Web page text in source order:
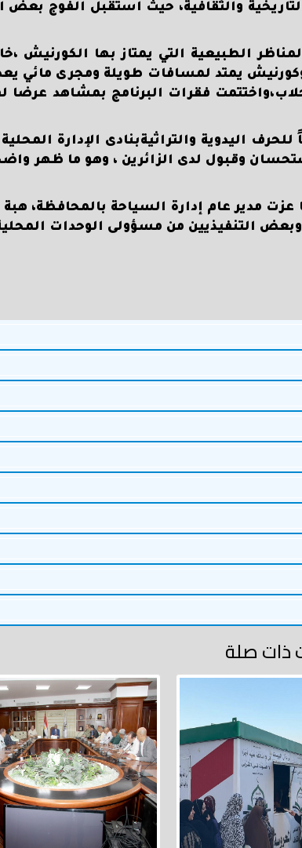
والثقافية، حيث استقبل الفوج بعض
الطبيعية التي يمتاز بها الكورنيش
يمتد لمسافات طويلة ومجرى مائي
فقرات البرنامج بمشاهد عرضا
اليدوية والتراثيةبنادى الإدارة
وقبول لدى الزائرين ، وهو ما ظهر
عزت مدير عام إدارة السياحة بالمحافظة،
وبعض التنفيذيين من مسؤولى الوحدات
صلة